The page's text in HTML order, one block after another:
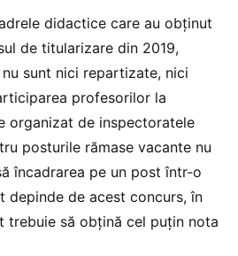
didactice care au obținut
de titularizare din 2019,
sunt nici repartizate, nici
profesorilor la
organizat de inspectoratele
posturile rămase vacante nu
încadrarea pe un post într-o
depinde de acest concurs, în
trebuie să obțină cel puțin nota